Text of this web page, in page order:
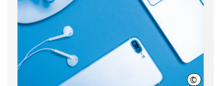
© SEH